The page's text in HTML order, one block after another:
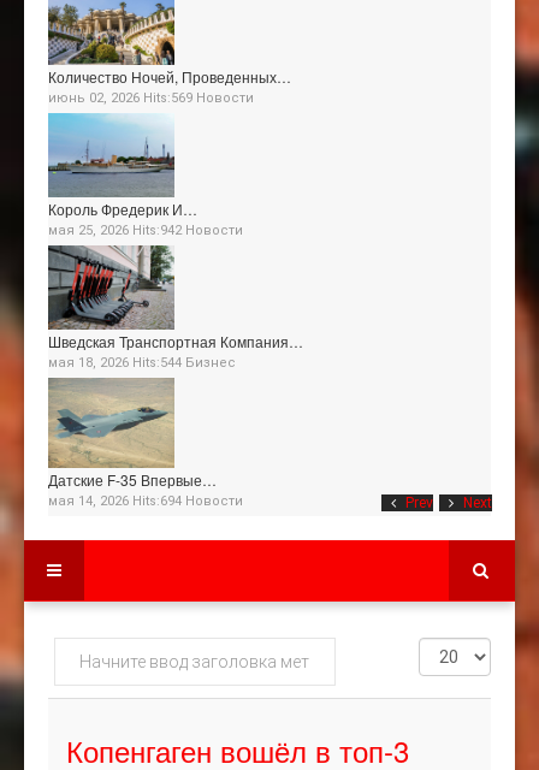
Prev Next
Количество Ночей, Проведенных…
июнь 02, 2026 Hits:569 Новости
Король Фредерик И…
мая 25, 2026 Hits:942 Новости
Шведская Транспортная Компания…
мая 18, 2026 Hits:544 Бизнес
Датские F-35 Впервые…
мая 14, 2026 Hits:694 Новости
Начните
ввод
метки
Кол-
во
Копенгаген вошёл в топ-3